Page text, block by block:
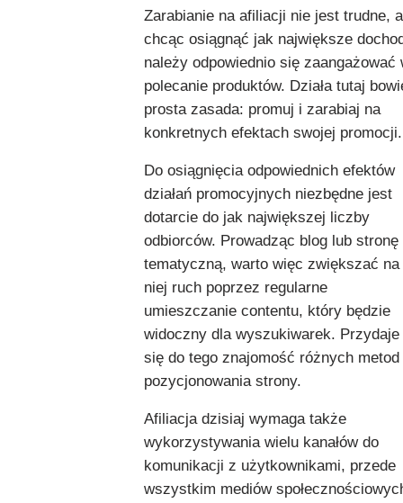
Zarabianie na afiliacji nie jest trudne,
chcąc osiągnąć jak największe
należy odpowiednio się zaangażować
polecanie produktów. Działa tutaj
prosta zasada: promuj i zarabiaj na
konkretnych efektach swojej promocji.
Do osiągnięcia odpowiednich efektów
działań promocyjnych niezbędne jest
dotarcie do jak największej liczby
odbiorców. Prowadząc blog lub stronę
tematyczną, warto więc zwiększać na
niej ruch poprzez regularne
umieszczanie contentu, który będzie
widoczny dla wyszukiwarek. Przydaje
się do tego znajomość różnych metod
pozycjonowania strony.
Afiliacja dzisiaj wymaga także
wykorzystywania wielu kanałów do
komunikacji z użytkownikami, przede
wszystkim mediów